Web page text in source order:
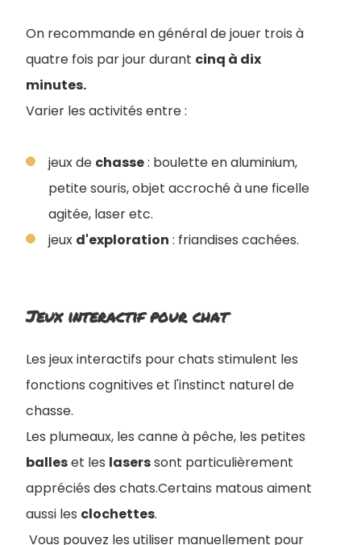
On recommande en général de jouer trois à
quatre fois par jour durant cinq à dix
minutes.
Varier les activités entre :
jeux de chasse: boulette en aluminium,
petite souris, objet accroché à une ficelle
agitée, laser etc.
jeux d'exploration : friandises cachées.
Jeux interactif pour chat
Les jeux interactifs pour chats stimulent les
fonctions cognitives et l'instinct naturel de
chasse.
Les plumeaux, les canne à pêche, les petites
balleset les laserssont particulièrement
appréciés des chats.Certains matous aiment
aussi les clochettes.
Vous pouvez les utiliser manuellement pour